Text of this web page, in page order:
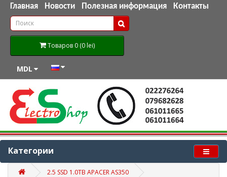
Главная Новости Полезная информация Контакты
Товаров 0 (0 lei)
MDL
Категории
2.5 SSD 1.0TB APACER AS350